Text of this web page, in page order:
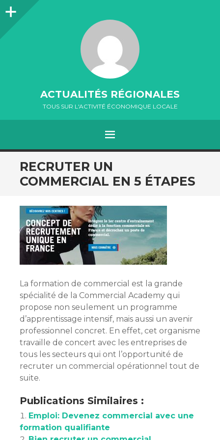
Colonne
ACTUALITÉS RÉGIONALES
TOUS SUR L'ACTIVITÉ ÉCONOMIQUE LOCALE
MENU
ALLER
AU
CONTENU
RECRUTER UN
COMMERCIAL EN 5 ÉTAPES
La formation de commercial est la grande
spécialité de la Commercial Academy qui
propose non seulement un programme
d’apprentissage intensif, mais aussi un avenir
professionnel concret. En effet, cet organisme
travaille de concert avec les entreprises de
tous les secteurs qui ont l’opportunité de
recruter un commercial opérationnel tout de
suite.
Publications Similaires :
Emploi: Devenez commercial avec une
formation qualifiante